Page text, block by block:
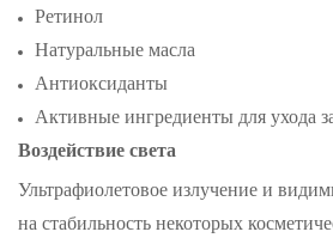
Ретинол
Натуральные масла
Антиоксиданты
Активные ингредиенты для ухода
Воздействие света
Ультрафиолетовое излучение и
на стабильность некоторых